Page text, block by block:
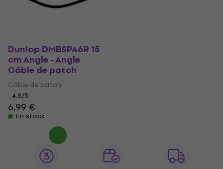
Dunlop DMBSPA6R 15
cm Angle - Angle
Câble de patch
Câble de patch
4,8/5
6,99 €
En stock